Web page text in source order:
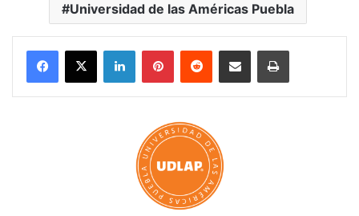
Universidad de las Américas Puebla
LinkedInPinterestReddit Share via Email Print